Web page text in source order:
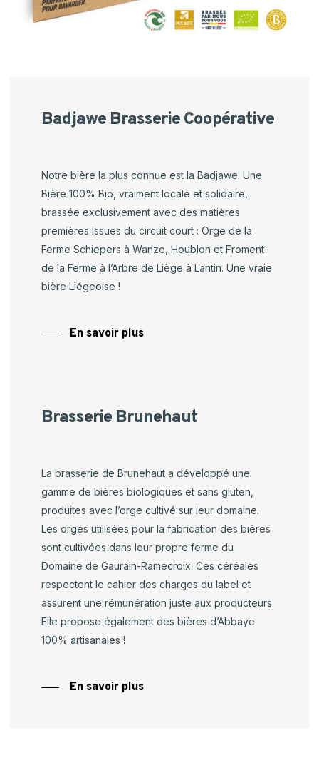
Badjawe Brasserie Coopérative
Notre bière la plus connue est laBadjawe. Une
Bière 100% Bio, vraiment locale et solidaire,
brassée exclusivement avec des matières
premières issues du circuit court : Orge de la
FermeSchiepers à Wanze, Houblon et Froment
de la Ferme à l’Arbre de Liège à Lantin. Une vraie
bière Liégeoise !
En savoir plus
Brasserie Brunehaut
La brasserie de Brunehaut a développé une
gamme de bières biologiques et sans gluten,
produites avec l’orge cultivé sur leur domaine.
Les orges utilisées pour la fabrication des bières
sont cultivées dans leur propre ferme du
Domaine deGaurain-Ramecroix. Ces céréales
respectent le cahier des charges du label et
assurent une rémunération juste aux producteurs.
Elle propose également des bières d’Abbaye
100% artisanales !
En savoir plus